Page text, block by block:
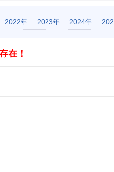
2022年 2023年 2024年
在！